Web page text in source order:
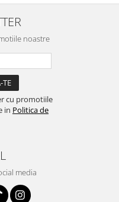
livrare rapidă, suport
totul impecabil, o să revin
și pentru vi...
noastre
cu promotiile
in Politica de
media